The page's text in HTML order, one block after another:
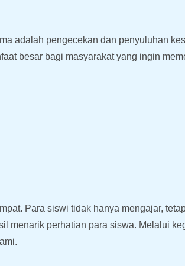
adalah pengecekan dan penyuluhan
besar bagi masyarakat yang ingin
Para siswi tidak hanya mengajar,
menarik perhatian para siswa. Melalui